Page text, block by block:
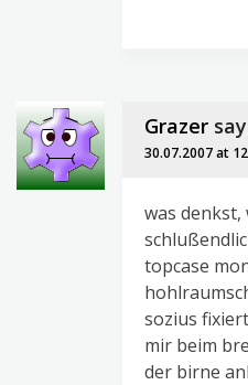
Grazer
30.07.2007 at
was denkst,
topcase
sozius
mir beim
der birne